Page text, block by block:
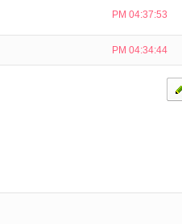
PM 04:37:53
PM 04:34:44